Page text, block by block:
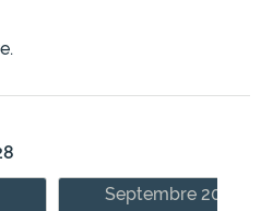
Septembre 2026